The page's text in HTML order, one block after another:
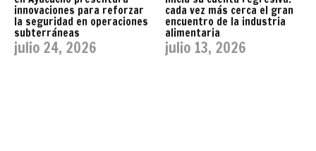
innovaciones para reforzar
la seguridad en operaciones
subterráneas
julio 24, 2026
cada vez más cerca el gran
encuentro de la industria
alimentaria
julio 13, 2026